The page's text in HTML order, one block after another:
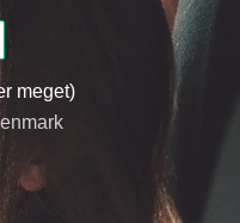
meget)